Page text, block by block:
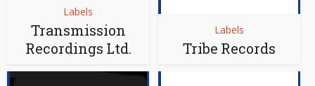
Labels
Transmission
Recordings Ltd.
Labels
Tribe Records